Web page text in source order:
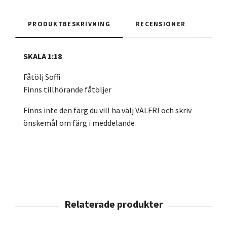
PRODUKTBESKRIVNING RECENSIONER
SKALA 1:18
Fåtölj Soffi
Finns tillhörande fåtöljer
Finns inte den färg du vill ha välj VALFRI och skriv
önskemål om färg i meddelande